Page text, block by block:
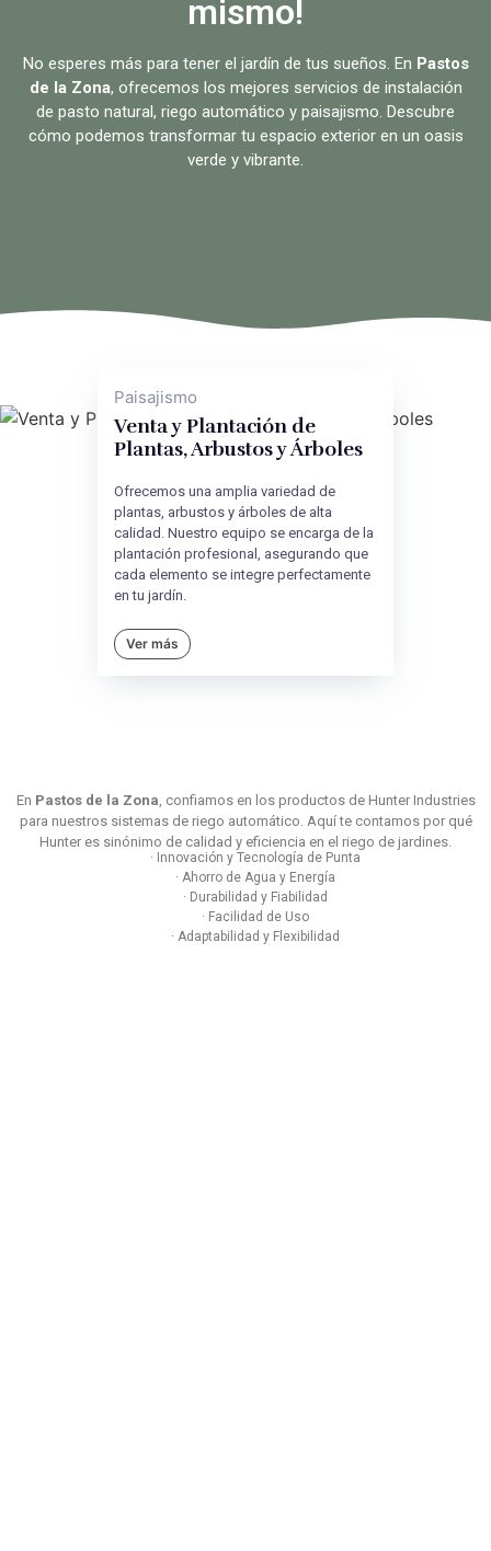
mismo!
No esperes más para tener el jardín de tus sueños. En Pastos
de la Zona, ofrecemos los mejores servicios de instalación
de pasto natural, riego automático y paisajismo. Descubre
cómo podemos transformar tu espacio exterior en un oasis
verde y vibrante.
Paisajismo
Venta y Plantación de
Plantas, Arbustos y Árboles
Ofrecemos una amplia variedad de
plantas, arbustos y árboles de alta
calidad. Nuestro equipo se encarga de la
plantación profesional, asegurando que
cada elemento se integre perfectamente
en tu jardín.
Ver más
En Pastos de la Zona , confiamos en los productos de Hunter Industries
para nuestros sistemas de riego automático. Aquí te contamos por qué
Hunter es sinónimo de calidad y eficiencia en el riego de jardines.
· Innovación y Tecnología de Punta
· Ahorro de Agua y Energía
· Durabilidad y Fiabilidad
· Facilidad de Uso
· Adaptabilidad y Flexibilidad